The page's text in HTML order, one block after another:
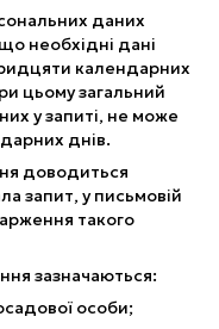
даних
необхідні дані
календарних
цьому загальний
у запиті, не може
днів.
доводиться
запит, у письмовій
такого
зазначаються:
особи;